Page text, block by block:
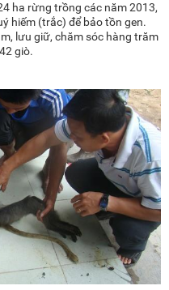
ha rừng trồng các năm 2013,
hiếm (trắc) để bảo tồn gen.
lưu giữ, chăm sóc hàng trăm
giò.